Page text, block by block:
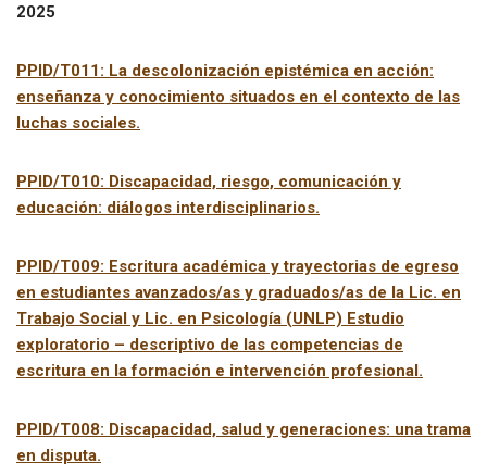
2025
PPID/T011: La descolonización epistémica en acción:
enseñanza y conocimiento situados en el contexto de las
luchas sociales.
PPID/T010: Discapacidad, riesgo, comunicación y
educación: diálogos interdisciplinarios.
PPID/T009: Escritura académica y trayectorias de egreso
en estudiantes avanzados/as y graduados/as de la Lic. en
Trabajo Social y Lic. en Psicología (UNLP) Estudio
exploratorio – descriptivo de las competencias de
escritura en la formación e intervención profesional.
PPID/T008: Discapacidad, salud y generaciones: una trama
en disputa.